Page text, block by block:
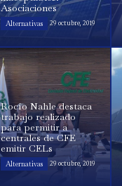
Asociaciones
Alternativas 29 octubre, 2019
Rocío Nahle destaca
trabajo realizado
para permitir a
centrales de CFE
emitir CELs
Alternativas 29 octubre, 2019